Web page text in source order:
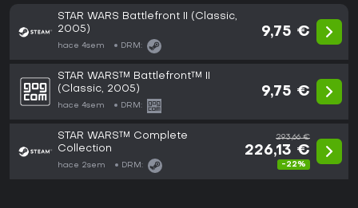
STAR WARS Battlefront II (Classic,
2005)
hace 4sem DRM:
9,75 €
STAR WARS™ Battlefront™ II
(Classic, 2005)
hace 4sem DRM:
9,75 €
STAR WARS™ Complete
Collection
hace 2sem DRM:
293,66 €
226,13 €
-22%